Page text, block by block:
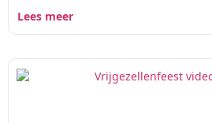
Lees meer